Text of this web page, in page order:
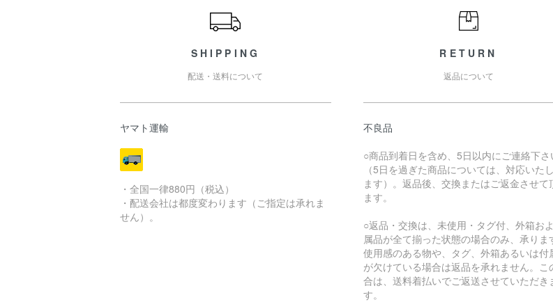
SHIPPING
配送・送料について
ヤマト運輸
・全国一律880円（税込）
・配送会社は都度変わります（ご指定は承れま
せん）。
RETURN
返品について
不良品
○商品到着日を含め、5日以内にご連絡下さ
（5日を過ぎた商品については、対応いた
ます）。返品後、交換またはご返金させて
ます。
○返品・交換は、未使用・タグ付、外箱お
属品が全て揃った状態の場合のみ、承りま
使用感のある物や、タグ、外箱あるいは付
が欠けている場合は返品を承れません。こ
合は、送料着払いでご返送させていただき
す。